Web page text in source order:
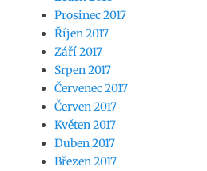
Prosinec 2017
Říjen 2017
Září 2017
Srpen 2017
Červenec 2017
Červen 2017
Květen 2017
Duben 2017
Březen 2017